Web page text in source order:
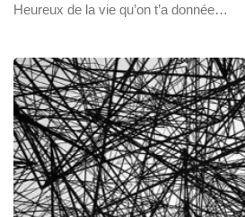
Heureux de la vie qu’on t’a donnée…